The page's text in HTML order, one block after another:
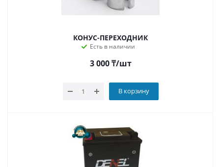
КОНУС-ПЕРЕХОДНИК
Есть в наличии
3 000₸/шт
В корзину